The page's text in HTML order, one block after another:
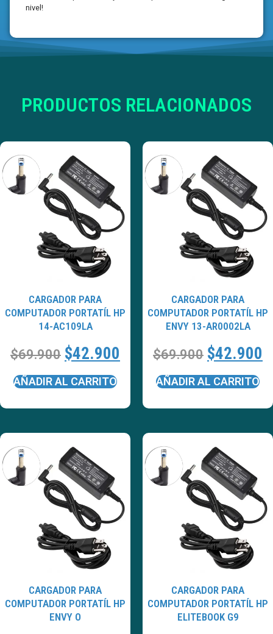
nivel!
PRODUCTOS RELACIONADOS
CARGADOR PARA
COMPUTADOR PORTATÍL HP
14-AC109LA
$69.900 $42.900
AÑADIR AL CARRITO
CARGADOR PARA
COMPUTADOR PORTATÍL HP
ENVY 13-AR0002LA
$69.900 $42.900
AÑADIR AL CARRITO
CARGADOR PARA
COMPUTADOR PORTATÍL HP
ENVY O
CARGADOR PARA
COMPUTADOR PORTATÍL HP
ELITEBOOK G9